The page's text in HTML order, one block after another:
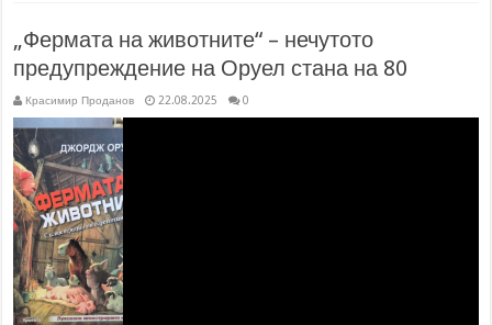
„Фермата на животните“ – нечутото
предупреждение на Оруел стана на 80
Красимир Проданов 22.08.2025 0